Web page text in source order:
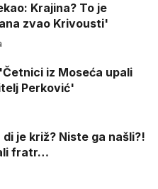
Krajina? To je
zvao Krivousti'
iz Moseća upali
Perković'
je križ? Niste ga našli?!
fratr…